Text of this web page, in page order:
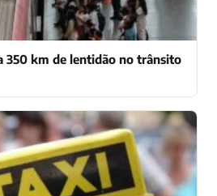
350 km de lentidão no trânsito